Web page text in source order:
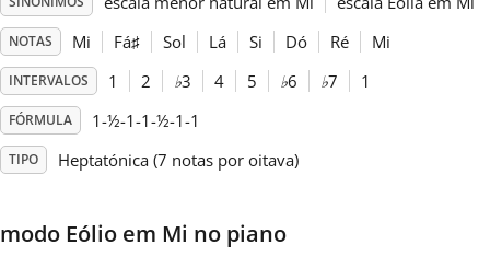
Español
Français
NOTAS Mi Fá♯ Sol Lá Si Dó Ré Mi
INTERVALOS 1 2 ♭3 4 5 ♭6 ♭7 1
FÓRMULA 1-½-1-1-½-1-1
TIPO Heptatónica (7 notas por oitava)
modo Eólio em Mi no piano